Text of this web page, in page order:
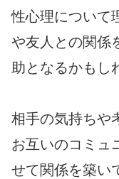
性心理について
や友人との関係
助となるかもし
相手の気持ちや
お互いのコミュ
せて関係を築い